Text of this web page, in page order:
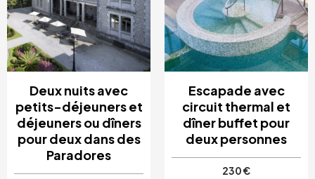
Deux nuits avec
petits-déjeuners et
déjeuners ou dîners
pour deux dans des
Paradores
Escapade avec
circuit thermal et
dîner buffet pour
deux personnes
230 €